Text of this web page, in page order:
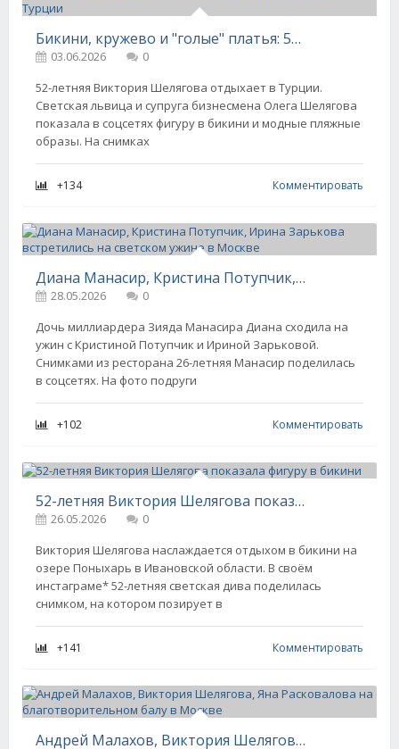
Бикини, кружево и "голые" платья: 52-летняя Виктория Шелягова показала свои пляжные образы на отдыхе в Турции
03.06.2026
0
52-летняя Виктория Шелягова отдыхает в Турции.
Светская львица и супруга бизнесмена Олега Шелягова
показала в соцсетях фигуру в бикини и модные пляжные
образы. На снимках
+134 Комментировать
Диана Манасир, Кристина Потупчик, Ирина Зарькова встретились на светском ужине в Москве
28.05.2026
0
Дочь миллиардера Зияда Манасира Диана сходила на
ужин с Кристиной Потупчик и Ириной Зарьковой.
Снимками из ресторана 26-летняя Манасир поделилась
в соцсетях. На фото подруги
+102 Комментировать
52-летняя Виктория Шелягова показала фигуру в бикини
26.05.2026
0
Виктория Шелягова наслаждается отдыхом в бикини на
озере Поныхарь в Ивановской области. В своём
инстаграме* 52-летняя светская дива поделилась
снимком, на котором позирует в
+141 Комментировать
Андрей Малахов, Виктория Шелягова, Яна Расковалова на благотворительном балу в Москве